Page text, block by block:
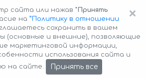
© 2026 Авто-Аренда Cookie Policy
×
сайта или нажав "Принять
на ”Политику в отношении
сохранить в вашем
(основные и внешние), позволяющие
маркетинговой информации,
использования сайта и
на сайте.
Принять все